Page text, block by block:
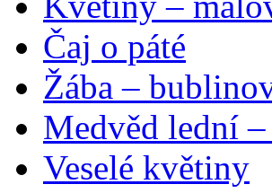
Čaj o páté
Žába –
Medvěd lední
Veselé květiny